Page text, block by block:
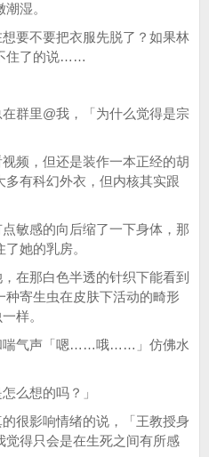
湿。
不要把衣服先脱了？如果林
住了的说……
里@我，「为什么觉得是宗
，但还是装作一本正经的胡
有科幻外衣，但内核其实跟
感的向后缩了一下身体，那
她的乳房。
那白色半透的针织下能看到
寄生虫在皮肤下活动的畸形
样。
气声「嗯……哦……」仿佛水
么想的吗？」
影响情绪的说，「王教授身
得只会是在生死之间有所感